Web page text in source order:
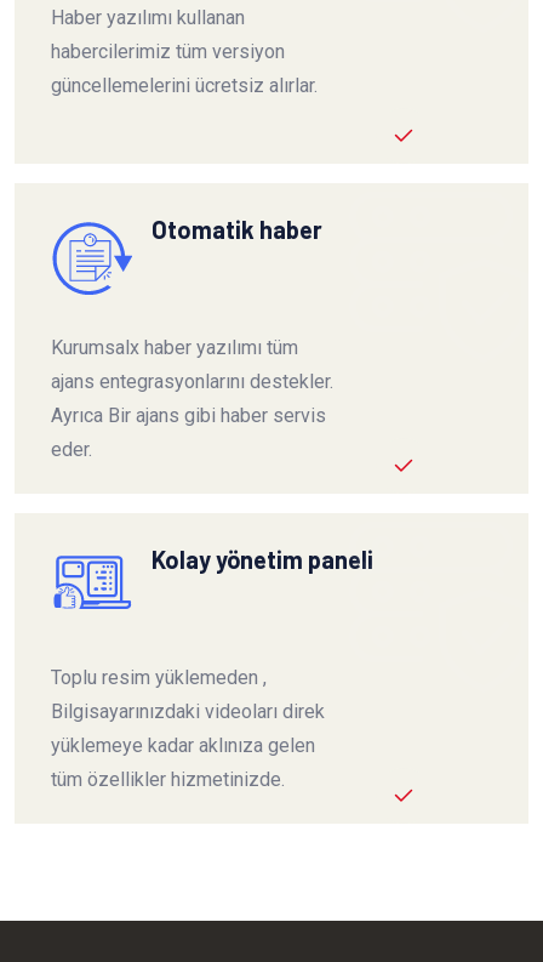
Haber yazılımı kullanan
habercilerimiz tüm versiyon
güncellemelerini ücretsiz alırlar.
Otomatik haber
Kurumsalx haber yazılımı tüm
ajans entegrasyonlarını destekler.
Ayrıca Bir ajans gibi haber servis
eder.
Kolay yönetim paneli
Toplu resim yüklemeden ,
Bilgisayarınızdaki videoları direk
yüklemeye kadar aklınıza gelen
tüm özellikler hizmetinizde.